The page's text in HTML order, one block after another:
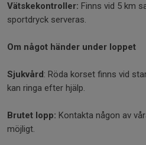
Vätskekontroller: Finns vid 5 km
sportdryck serveras.
Om något händer under loppet
Sjukvård: Röda korset finns vid
kan ringa efter hjälp.
Brutet lopp: Kontakta någon av
möjligt.